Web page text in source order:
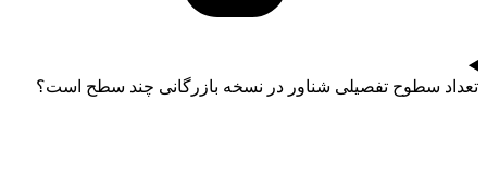
تعداد سطوح تفصیلی شناور در نسخه بازرگانی چند سطح است؟